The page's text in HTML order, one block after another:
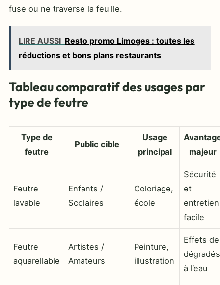
fuse ou ne traverse la feuille.
LIRE AUSSI Resto promo Limoges : toutes les
réductions et bons plans restaurants
Tableau comparatif des usages par
type de feutre
Type de
feutre
Public cible
Usage
principal
majeur
Feutre
lavable
Enfants /
Scolaires
Coloriage,
école
Sécurité
et
entretien
facile
Feutre
aquarellable
Artistes /
Amateurs
Peinture,
illustration
Effets de
dégradés
à l’eau